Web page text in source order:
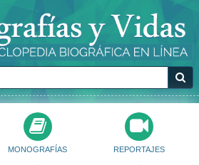
MONOGRAFÍAS REPORTAJES